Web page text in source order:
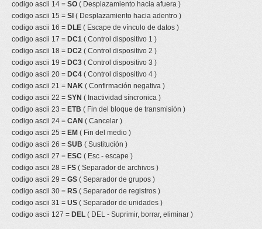
codigo ascii 14 = SO ( Desplazamiento hacia afuera )
codigo ascii 15 = SI ( Desplazamiento hacia adentro )
codigo ascii 16 = DLE ( Escape de vínculo de datos )
codigo ascii 17 = DC1 ( Control dispositivo 1 )
codigo ascii 18 = DC2 ( Control dispositivo 2 )
codigo ascii 19 = DC3 ( Control dispositivo 3 )
codigo ascii 20 = DC4 ( Control dispositivo 4 )
codigo ascii 21 = NAK ( Confirmación negativa )
codigo ascii 22 = SYN ( Inactividad síncronica )
codigo ascii 23 = ETB ( Fin del bloque de transmisión )
codigo ascii 24 = CAN ( Cancelar )
codigo ascii 25 = EM ( Fin del medio )
codigo ascii 26 = SUB ( Sustitución )
codigo ascii 27 = ESC ( Esc - escape )
codigo ascii 28 = FS ( Separador de archivos )
codigo ascii 29 = GS ( Separador de grupos )
codigo ascii 30 = RS ( Separador de registros )
codigo ascii 31 = US ( Separador de unidades )
codigo ascii 127 = DEL ( DEL - Suprimir, borrar, eliminar )